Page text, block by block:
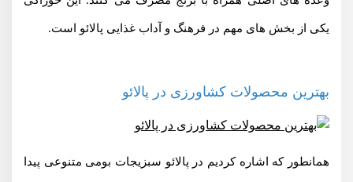
یکی از بخش های مهم در فرهنگ و آداب غذایی پالائو است.
بهترین محصولات کشاورزی در پالائو
همانطور که اشاره کردیم در پالائو سبزیجات بومی متنوعی پیدا